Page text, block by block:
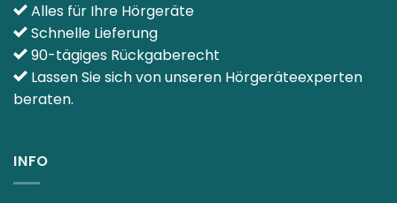
Alles für Ihre Hörgeräte
Schnelle Lieferung
90-tägiges Rückgaberecht
Lassen Sie sich von unseren Hörgeräteexperten
beraten.
INFO